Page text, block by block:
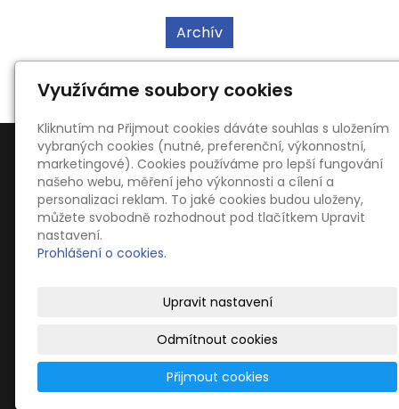
Archív
Kontakty
Ing. Oldřich Kahoun
blucinaci@blucinaci.cz
+420 776 086 817
© Dechová hudba Blučiňáci -www.blucinaci.cz-
Využíváme soubory cookies
Kliknutím na Přijmout cookies dáváte souhlas s uložením
vybraných cookies (nutné, preferenční, výkonnostní,
marketingové). Cookies používáme pro lepší fungování
našeho webu, měření jeho výkonnosti a cílení a
personalizaci reklam. To jaké cookies budou uloženy,
můžete svobodně rozhodnout pod tlačítkem Upravit
nastavení.
Prohlášení o cookies.
Upravit nastavení
Odmítnout cookies
Přijmout cookies